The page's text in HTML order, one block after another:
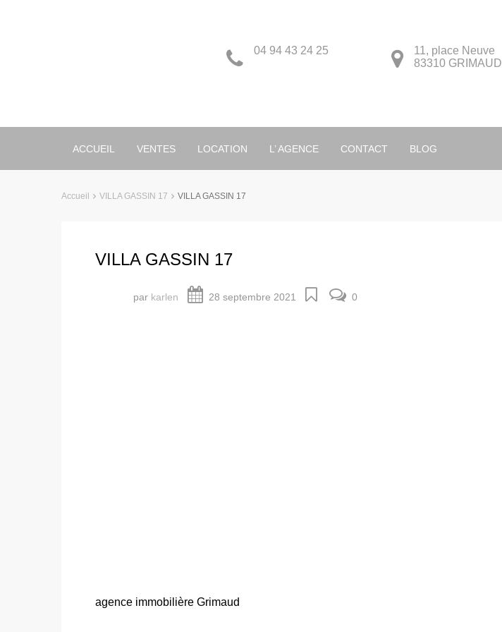
11, place Neuve
83310 GRIMAUD
04 94 43 24 25
ACCUEIL VENTES LOCATION L’ AGENCE CONTACT BLOG
Accueil VILLA GASSIN 17 VILLA GASSIN 17
VILLA GASSIN 17
par karlen 28 septembre 2021 0
agence immobilière Grimaud